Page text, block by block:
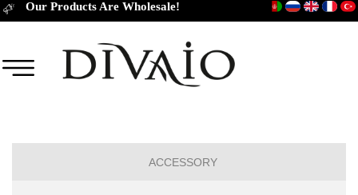
ACCESSORY
Our Products Are Wholesale!